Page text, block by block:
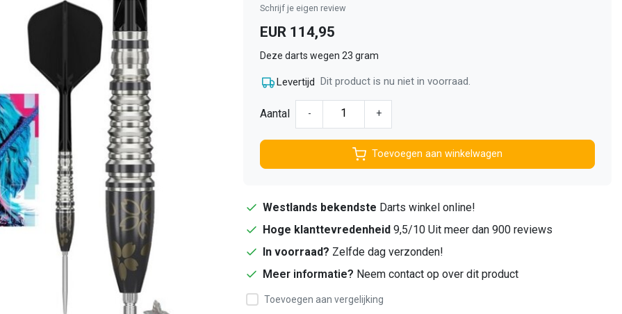
Schrijf je eigen review
EUR 114,95
Deze darts wegen 23 gram
Levertijd Dit product is nu niet in voorraad.
Aantal - +
Toevoegen aan winkelwagen
Westlands bekendste Darts winkel online!
Hoge klanttevredenheid 9,5/10 Uit meer dan 900 reviews
In voorraad? Zelfde dag verzonden!
Meer informatie? Neem contact op over dit product
Toevoegen aan vergelijking